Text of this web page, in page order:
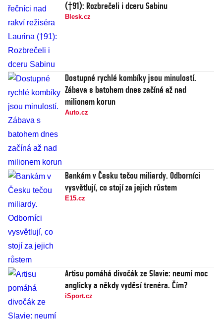
(†91): Rozbrečeli i dceru Sabinu
Blesk.cz
Dostupné rychlé kombíky jsou minulostí.
Zábava s batohem dnes začíná až nad
milionem korun
Auto.cz
Bankám v Česku tečou miliardy. Odborníci
vysvětlují, co stojí za jejich růstem
E15.cz
Artisu pomáhá divočák ze Slavie: neumí moc
anglicky a někdy vyděsí trenéra. Čím?
iSport.cz